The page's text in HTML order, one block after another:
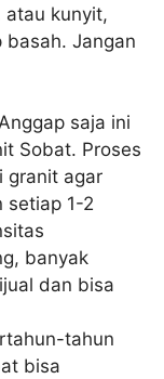
atau kunyit,
basah. Jangan
saja ini
Sobat. Proses
granit agar
setiap 1-2
banyak
dan bisa
tahun
bisa